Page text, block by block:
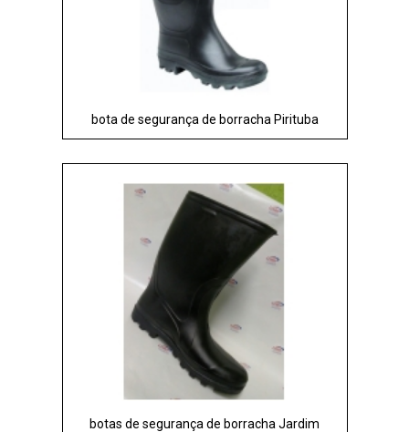
bota de segurança de borracha Pirituba
botas de segurança de borracha Jardim